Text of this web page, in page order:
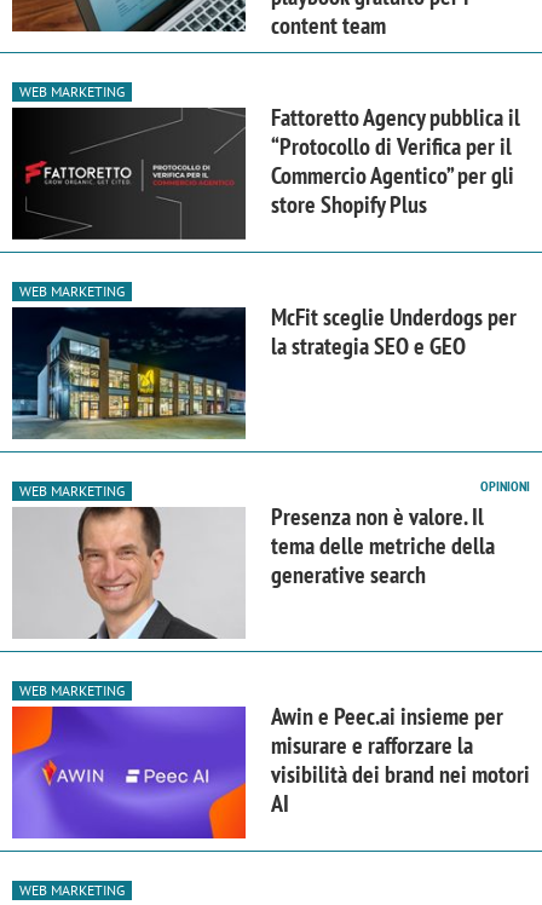
content team
WEB MARKETING
Fattoretto Agency pubblica il
“Protocollo di Verifica per il
Commercio Agentico” per gli
store Shopify Plus
WEB MARKETING
McFit sceglie Underdogs per
la strategia SEO e GEO
WEB MARKETING OPINIONI
Presenza non è valore. Il
tema delle metriche della
generative search
WEB MARKETING
Awin e Peec.ai insieme per
misurare e rafforzare la
visibilità dei brand nei motori
AI
WEB MARKETING